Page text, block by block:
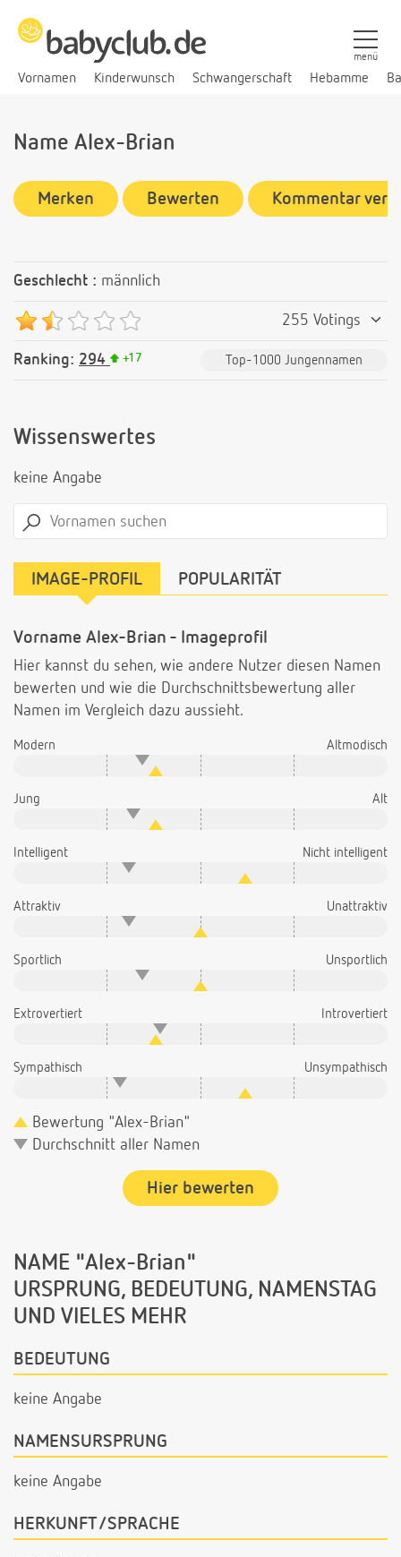
Vornamen Kinderwunsch Schwangerschaft Hebamme
menü
Name Alex-Brian
Merken Bewerten Kommentar
Geschlecht : männlich
255 Votings
Ranking: 294 +17 Top-1000 Jungennamen
Wissenswertes
keine Angabe
IMAGE-PROFIL POPULARITÄT
Vorname Alex-Brian - Imageprofil
Hier kannst du sehen, wie andere Nutzer diesen Namen
bewerten und wie die Durchschnittsbewertung aller
Namen im Vergleich dazu aussieht.
Modern Altmodisch
Jung Alt
Intelligent Nicht intelligent
Attraktiv Unattraktiv
Sportlich Unsportlich
Extrovertiert Introvertiert
Sympathisch Unsympathisch
Bewertung "Alex-Brian"
Durchschnitt aller Namen
Hier bewerten
NAME "Alex-Brian"
URSPRUNG, BEDEUTUNG, NAMENSTAG
UND VIELES MEHR
BEDEUTUNG
keine Angabe
NAMENSURSPRUNG
keine Angabe
HERKUNFT/SPRACHE